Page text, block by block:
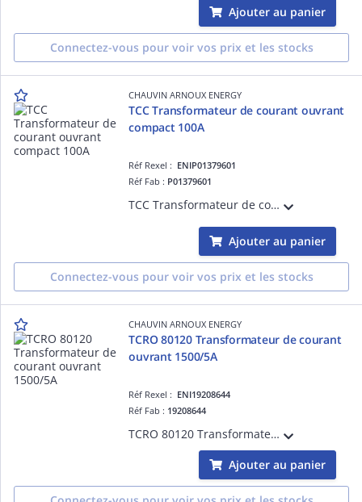
Ajouter au panier
Connectez-vous pour voir vos prix et les stocks
CHAUVIN ARNOUX ENERGY
TCC Transformateur de courant ouvrant
compact 100A
Réf Rexel : ENIP01379601
Réf Fab : P01379601
TCC Transformateur de courant ouvrant compact 100A - Dispositif de court-circuiteur du secondaire intégré
Ajouter au panier
Connectez-vous pour voir vos prix et les stocks
CHAUVIN ARNOUX ENERGY
TCRO 80120 Transformateur de courant
ouvrant 1500/5A
Réf Rexel : ENI19208644
Réf Fab : 19208644
TCRO 80120 Transformateur de courant ouvrant à passage de barre 80x120mm - Rapport de transformation 1500/5A
Ajouter au panier